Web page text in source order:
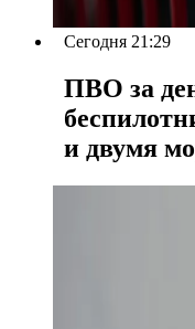
Сегодня 21:29
ПВО за
и двумя